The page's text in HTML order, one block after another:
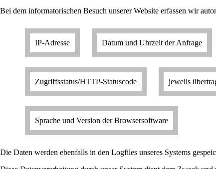
Bei dem informatorischen Besuch unserer Website erfassen wir
IP-Adresse Datum und Uhrzeit der Anfrage
Zugriffsstatus/HTTP-Statuscode jeweils
Sprache und Version der Browsersoftware
Die Daten werden ebenfalls in den Logfiles unseres Systems